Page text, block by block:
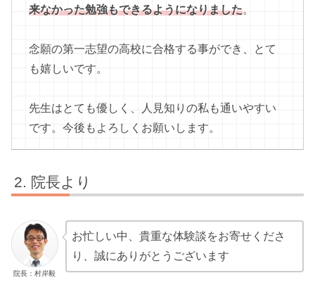
来なかった勉強もできるようになりました。
念願の第一志望の高校に合格する事ができ、とて
も嬉しいです。
先生はとても優しく、人見知りの私も通いやすい
です。今後もよろしくお願いします。
院長より
院長：村岸毅
お忙しい中、貴重な体験談をお寄せくださ
り、誠にありがとうございます